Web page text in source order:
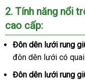
2bỏ
sỉ
. Tính năng nổi
cao cấp:
Đôn dên lưới rung
đôn dên lưới có
Đôn dên lưới rung